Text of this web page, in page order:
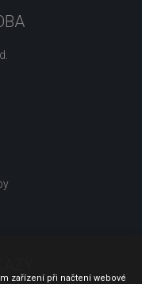
zařízení při načtení webové